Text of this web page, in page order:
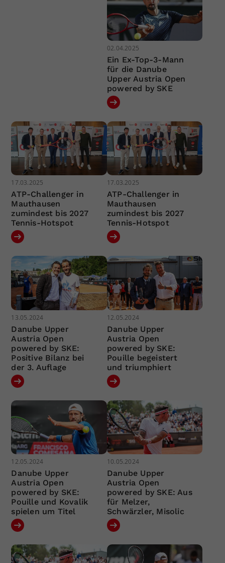
02.04.2025
Ein Ex-Top-3-Mann
für die Danube
Upper Austria Open
powered by SKE
17.03.2025
ATP-Challenger in
Mauthausen
zumindest bis 2027
Tennis-Hotspot
17.03.2025
ATP-Challenger in
Mauthausen
zumindest bis 2027
Tennis-Hotspot
13.05.2024
Danube Upper
Austria Open
powered by SKE:
Positive Bilanz bei
der 3. Auflage
12.05.2024
Danube Upper
Austria Open
powered by SKE:
Pouille begeistert
und triumphiert
12.05.2024
Danube Upper
Austria Open
powered by SKE:
Pouille und Kovalik
spielen um Titel
10.05.2024
Danube Upper
Austria Open
powered by SKE: Aus
für Melzer,
Schwärzler, Misolic